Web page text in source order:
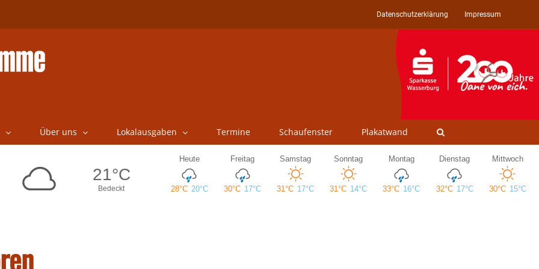
Datenschutzerklärung Impressum
Über uns Lokalausgaben Termine Schaufenster Plakatwand